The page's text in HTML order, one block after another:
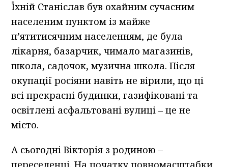
Їхній Станіслав був охайним сучасним
населеним пунктом із майже
п’ятитисячним населенням, де була
лікарня, базарчик, чимало магазинів,
школа, садочок, музична школа. Після
окупації росіяни навіть не вірили, що ці
всі прекрасні будинки, газифіковані та
освітлені асфальтовані вулиці – це не
місто.
А сьогодні Вікторія з родиною –